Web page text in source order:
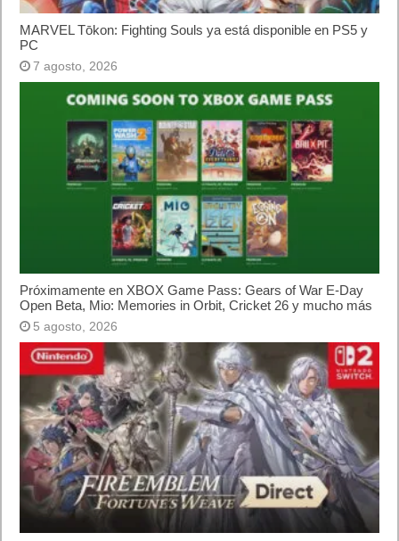
MARVEL Tōkon: Fighting Souls ya está disponible en PS5 y
PC
7 agosto, 2026
Próximamente en XBOX Game Pass: Gears of War E-Day
Open Beta, Mio: Memories in Orbit, Cricket 26 y mucho más
5 agosto, 2026